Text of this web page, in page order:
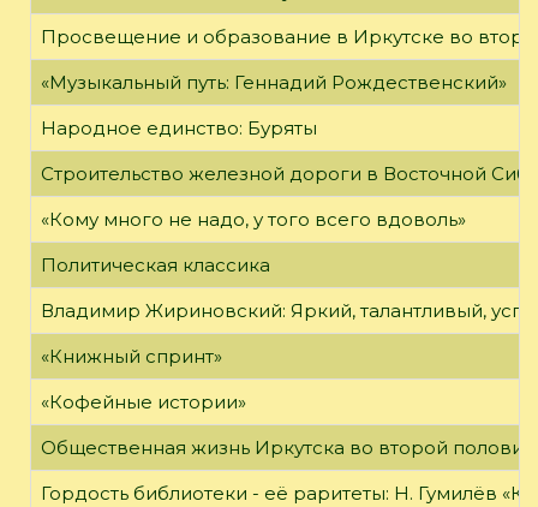
Просвещение и образование в Иркутске во
«Музыкальный путь: Геннадий Рождественский»
Народное единство: Буряты
Строительство железной дороги в Восточной
«Кому много не надо, у того всего вдоволь»
Политическая классика
Владимир Жириновский: Яркий, талантливый,
«Книжный спринт»
«Кофейные истории»
Общественная жизнь Иркутска во второй
Гордость библиотеки - её раритеты: Н. Гумилёв